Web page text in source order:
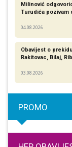
Milinović
Turudića pozivam
04.08.2026
Obavijest o
Rakitovac, Bilaj,
03.08.2026
PROMO